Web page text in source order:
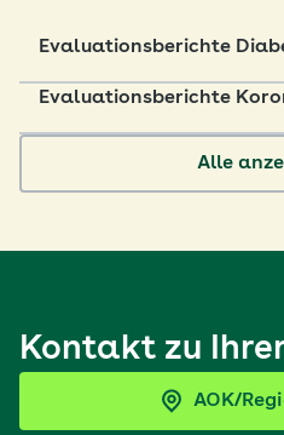
Evaluationsberichte
Evaluationsberichte
Alle
Kontakt zu
AOK/